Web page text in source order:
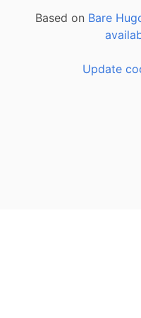
Based on Bare
Update